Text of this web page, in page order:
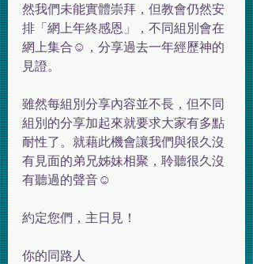
然我們未能實體崇拜，但教會仍然安
排「網上年終感恩」，不同組別會在
網上集合☺️，分享過去一年經歷神的
見證。
雖然每組別分享內容並不長，但不同
組別的分享加起來就要求大家有多點
耐性了。就藉此機會讓我們與很久沒
有見面的弟兄姊妹相聚，聆聽很久沒
有聽過的聲音☺️
約定您們，主日見！
你的同路人